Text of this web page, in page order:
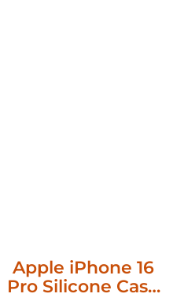
Apple iPhone 16
Pro Silicone Case